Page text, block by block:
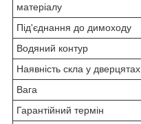
матеріалу
Під'єднання до димоходу
Водяний контур
Наявність скла у дверцятах
Вага
Гарантійний термін